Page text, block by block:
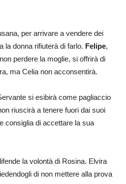
per arrivare a vendere dei
la donna rifiuterà di farlo. Felipe,
perdere la moglie, si offrirà di
ma Celia non acconsentirà.
si esibirà come pagliaccio
riuscirà a tenere fuori dai suoi
consiglia di accettare la sua
la volontà di Rosina. Elvira
di non mettere alla prova